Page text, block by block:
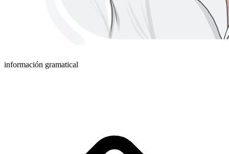
información gramatical